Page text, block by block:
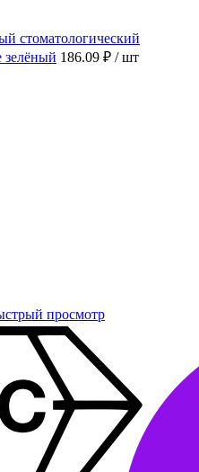
стоматологический
186.09 ₽ / шт
просмотр